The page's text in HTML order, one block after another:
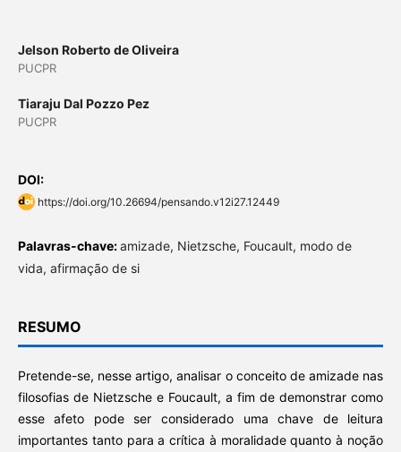
Jelson Roberto de Oliveira
PUCPR
Tiaraju Dal Pozzo Pez
PUCPR
DOI:
https://doi.org/10.26694/pensando.v12i27.12449
Palavras-chave:amizade, Nietzsche, Foucault, modo de
vida, afirmação de si
RESUMO
Pretende-se, nesse artigo, analisar o conceito de amizade nas
filosofias de Nietzsche e Foucault, a fim de demonstrar como
esse afeto pode ser considerado uma chave de leitura
importantes tanto para a crítica à moralidade quanto à noção